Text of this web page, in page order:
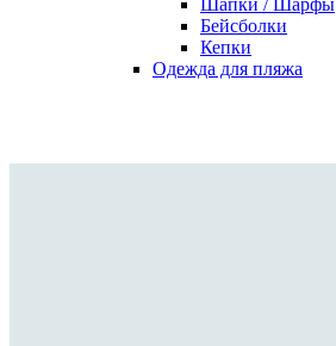
Бейсболки
Кепки
Одежда для пляжа